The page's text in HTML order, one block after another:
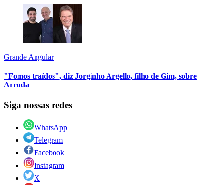
Grande Angular
"Fomos traídos", diz Jorginho Argello, filho de Gim, sobre
Arruda
Siga nossas redes
WhatsApp
Telegram
Facebook
Instagram
X